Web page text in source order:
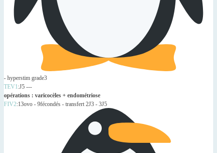
- hyperstim grade3
TEV1 :J5 ---
opérations : varicocèles + endométriose
FIV2:13ovo - 9fécondés - transfert 2J3 - 3J5